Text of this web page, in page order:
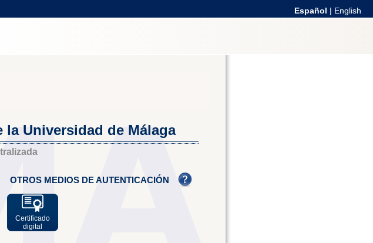
Español | English
la Universidad de Málaga
OTROS MEDIOS DE AUTENTICACIÓN
Certificado
digital